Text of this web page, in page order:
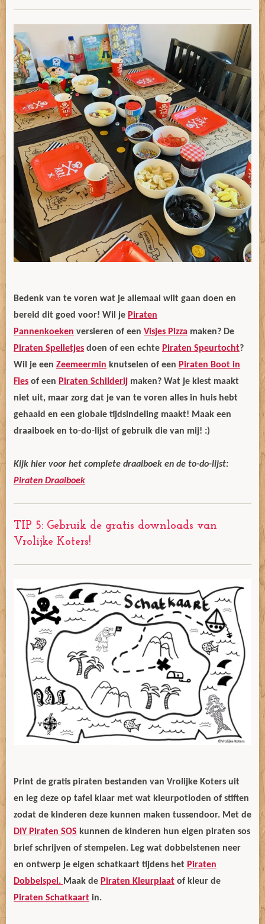
Bedenk van te voren wat je allemaal wilt gaan doen en
bereid dit goed voor! Wil je Piraten
Pannenkoeken versieren of een Visjes Pizza maken? De
Piraten Spelletjes doen of een echte Piraten Speurtocht?
Wil je een Zeemeermin knutselen of een Piraten Boot in
Fles of een Piraten Schilderij maken? Wat je kiest maakt
niet uit, maar zorg dat je van te voren alles in huis hebt
gehaald en een globale tijdsindeling maakt! Maak een
draaiboek en to-do-lijst of gebruik die van mij! :)
Kijk hier voor het complete draaiboek en de to-do-lijst:
Piraten Draaiboek
TIP 5: Gebruik de gratis downloads van
Vrolijke Koters!
Print de gratis piraten bestanden van Vrolijke Koters uit
en leg deze op tafel klaar met wat kleurpotloden of stiften
zodat de kinderen deze kunnen maken tussendoor. Met de
DIY Piraten SOS kunnen de kinderen hun eigen piraten sos
brief schrijven of stempelen. Leg wat dobbelstenen neer
en ontwerp je eigen schatkaart tijdens het Piraten
Dobbelspel. Maak de Piraten Kleurplaat of kleur de
Piraten Schatkaart in.